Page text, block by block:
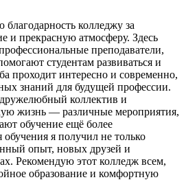
колледжу за
и прекрасную атмосферу. Здесь
преподаватели,
студентам развиваться и
проходит интересно и современно,
знаний для будущей профессии.
коллектив и
жизнь — различные мероприятия,
обучение ещё более
я получил не только
опыт, новых друзей и
Рекомендую этот колледж всем,
образование и комфортную